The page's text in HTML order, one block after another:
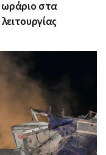
ωράριο στα